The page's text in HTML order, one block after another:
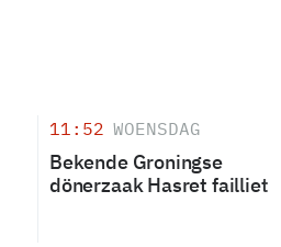
11:52 WOENSDAG
Bekende Groningse
dönerzaak Hasret failliet